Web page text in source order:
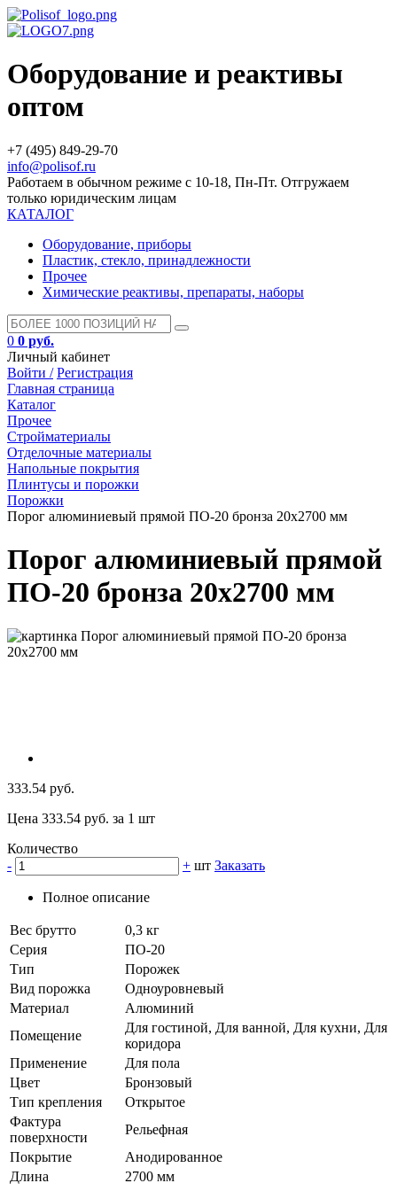
Оборудование и реактивы
оптом
+7 (495) 849-29-70
info@polisof.ru
Работаем в обычном режиме с 10-18, Пн-Пт. Отгружаем
только юридическим лицам
КАТАЛОГ
Оборудование, приборы
Пластик, стекло, принадлежности
Прочее
Химические реактивы, препараты, наборы
0 0 руб.
Личный кабинет
Войти / Регистрация
Главная страница
Каталог
Прочее
Стройматериалы
Отделочные материалы
Напольные покрытия
Плинтусы и порожки
Порожки
Порог алюминиевый прямой ПО-20 бронза 20x2700 мм
Порог алюминиевый прямой
ПО-20 бронза 20x2700 мм
333.54 руб.
Цена 333.54 руб. за 1 шт
Количество
-
+ шт Заказать
Полное описание
Вес брутто
0,3 кг
Серия
ПО-20
Тип
Порожек
Вид порожка
Одноуровневый
Материал
Алюминий
Помещение
Для гостиной, Для ванной, Для кухни, Для
коридора
Применение
Для пола
Цвет
Бронзовый
Тип крепления
Открытое
Фактура
поверхности
Рельефная
Покрытие
Анодированное
Длина
2700 мм